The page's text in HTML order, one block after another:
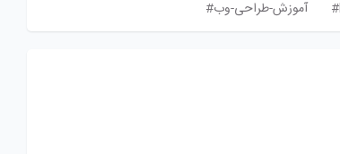
آموزش-طراحی-وب#